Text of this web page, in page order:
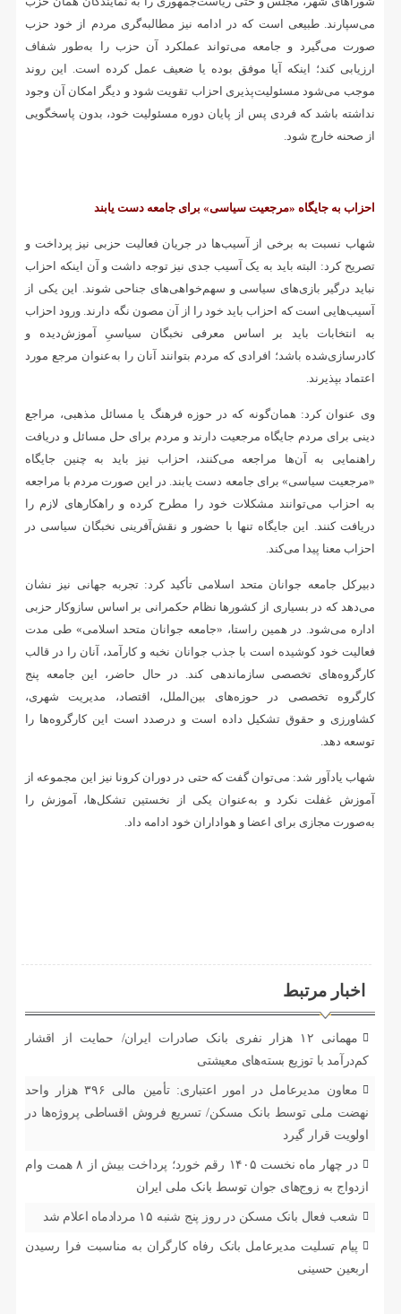
می‌سپارند. طبیعی است که در ادامه نیز مطالبه‌گری مردم از خود حزب
صورت می‌گیرد و جامعه می‌تواند عملکرد آن حزب را به‌طور شفاف
ارزیابی کند؛ اینکه آیا موفق بوده یا ضعیف عمل کرده است. این روند
موجب می‌شود مسئولیت‌پذیری احزاب تقویت شود و دیگر امکان آن وجود
نداشته باشد که فردی پس از پایان دوره مسئولیت خود، بدون پاسخگویی
از صحنه خارج شود.
احزاب به جایگاه «مرجعیت سیاسی» برای جامعه دست یابند
شهاب نسبت به برخی از آسیب‌ها در جریان فعالیت حزبی نیز پرداخت و
تصریح کرد: البته باید به یک آسیب جدی نیز توجه داشت و آن اینکه احزاب
نباید درگیر بازی‌های سیاسی و سهم‌خواهی‌های جناحی شوند. این یکی از
آسیب‌هایی است که احزاب باید خود را از آن مصون نگه دارند. ورود احزاب
به انتخابات باید بر اساس معرفی نخبگان سیاسیِ آموزش‌دیده و
کادرسازی‌شده باشد؛ افرادی که مردم بتوانند آنان را به‌عنوان مرجع مورد
اعتماد بپذیرند.
وی عنوان کرد: همان‌گونه که در حوزه فرهنگ یا مسائل مذهبی، مراجع
دینی برای مردم جایگاه مرجعیت دارند و مردم برای حل مسائل و دریافت
راهنمایی به آن‌ها مراجعه می‌کنند، احزاب نیز باید به چنین جایگاه
«مرجعیت سیاسی» برای جامعه دست یابند. در این صورت مردم با مراجعه
به احزاب می‌توانند مشکلات خود را مطرح کرده و راهکارهای لازم را
دریافت کنند. این جایگاه تنها با حضور و نقش‌آفرینی نخبگان سیاسی در
احزاب معنا پیدا می‌کند.
دبیرکل جامعه جوانان متحد اسلامی تأکید کرد: تجربه جهانی نیز نشان
می‌دهد که در بسیاری از کشورها نظام حکمرانی بر اساس سازوکار حزبی
اداره می‌شود. در همین راستا، «جامعه جوانان متحد اسلامی» طی مدت
فعالیت خود کوشیده است با جذب جوانان نخبه و کارآمد، آنان را در قالب
کارگروه‌های تخصصی سازماندهی کند. در حال حاضر، این جامعه پنج
کارگروه تخصصی در حوزه‌های بین‌الملل، اقتصاد، مدیریت شهری،
کشاورزی و حقوق تشکیل داده است و درصدد است این کارگروه‌ها را
توسعه دهد.
شهاب یادآور شد: می‌توان گفت که حتی در دوران کرونا نیز این مجموعه از
آموزش غفلت نکرد و به‌عنوان یکی از نخستین تشکل‌ها، آموزش را
به‌صورت مجازی برای اعضا و هواداران خود ادامه داد.
اخبار مرتبط
مهمانی ۱۲ هزار نفری بانک صادرات ایران/ حمایت از اقشار
کم‌درآمد با توزیع بسته‌های معیشتی
معاون مدیرعامل در امور اعتباری: تأمین مالی ۳۹۶ هزار واحد
نهضت ملی توسط بانک مسکن/ تسریع فروش اقساطی پروژه‌ها در
اولویت قرار گیرد
در چهار ماه نخست ۱۴۰۵ رقم خورد؛ پرداخت بیش از ۸ همت وام
ازدواج به زوج‌های جوان توسط بانک ملی ایران
شعب فعال بانک مسکن در روز پنج شنبه ۱۵ مردادماه اعلام شد
پیام تسلیت مدیرعامل بانک رفاه کارگران به مناسبت فرا رسیدن
اربعین حسینی